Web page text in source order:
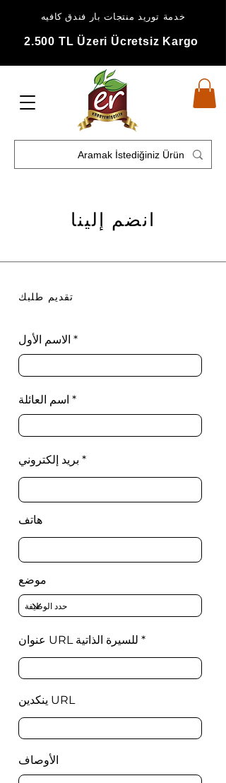
خدمة توريد منتجات بار فندق كافيه
2.500 TL Üzeri Ücretsiz Kargo
انضم إلينا
تقديم طلبك
الاسم الأول
اسم العائلة
بريد إلكتروني
هاتف
موضع
عنوان URL للسيرة الذاتية
ينكدين URL
الأوصاف